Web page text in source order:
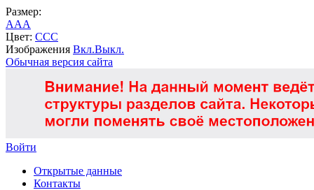
Размер:
AAA
Цвет: CCC
Изображения Вкл.Выкл.
Обычная версия сайта
Войти
Открытые данные
Контакты